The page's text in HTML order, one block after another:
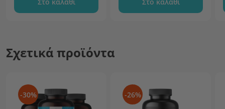
Σχετικά προϊόντα
-30% -26%